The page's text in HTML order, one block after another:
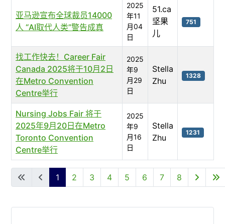
文章列表
亚马逊宣布全球裁员14000
人 “AI取代人类”警告成真
2025
年11
月04
日
51.ca
坚果
儿
751
找工作快去！Career Fair
Canada 2025将于10月2日
在Metro Convention
Centre举行
2025
年9
月29
日
Stella
Zhu
1328
Nursing Jobs Fair 将于
2025年9月20日在Metro
Toronto Convention
Centre举行
2025
年9
月16
日
Stella
Zhu
1231
第 1 页 共 8 页
1 2 3 4 5 6 7 8